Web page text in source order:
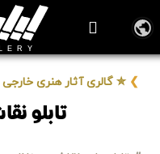
❯ ✮ گالری آثار هنری خارجی
تابلو